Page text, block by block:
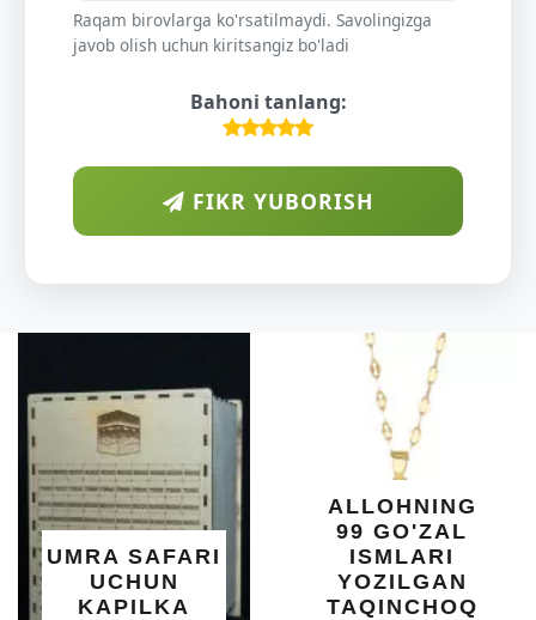
Raqam birovlarga ko'rsatilmaydi. Savolingizga
javob olish uchun kiritsangiz bo'ladi
Bahoni tanlang:
FIKR YUBORISH
ALLOHNING
99 GO'ZAL
ISMLARI
TAQINCHOQ